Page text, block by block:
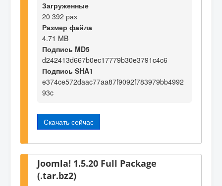
Загруженные
20 392 раз
Размер файла
4.71 MB
Подпись MD5
d242413d667b0ec17779b30e3791c4c6
Подпись SHA1
e374ce572daac77aa87f9092f783979bb4992
93c
Скачать сейчас
Joomla! 1.5.20 Full Package
(.tar.bz2)